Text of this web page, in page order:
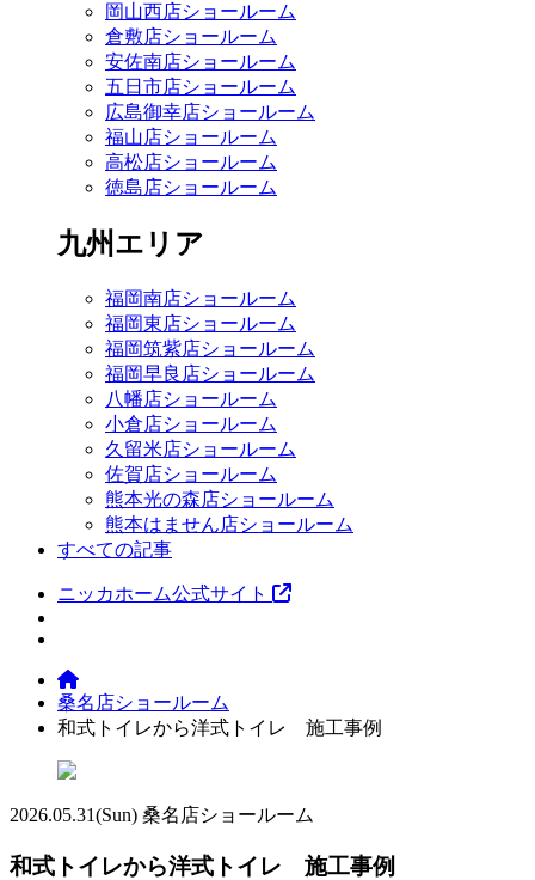
岡山西店ショールーム
倉敷店ショールーム
安佐南店ショールーム
五日市店ショールーム
広島御幸店ショールーム
福山店ショールーム
高松店ショールーム
徳島店ショールーム
九州エリア
福岡南店ショールーム
福岡東店ショールーム
福岡筑紫店ショールーム
福岡早良店ショールーム
八幡店ショールーム
小倉店ショールーム
久留米店ショールーム
佐賀店ショールーム
熊本光の森店ショールーム
熊本はません店ショールーム
すべての記事
ニッカホーム公式サイト
桑名店ショールーム
和式トイレから洋式トイレ 施工事例
2026.05.31(Sun) 桑名店ショールーム
和式トイレから洋式トイレ 施工事例